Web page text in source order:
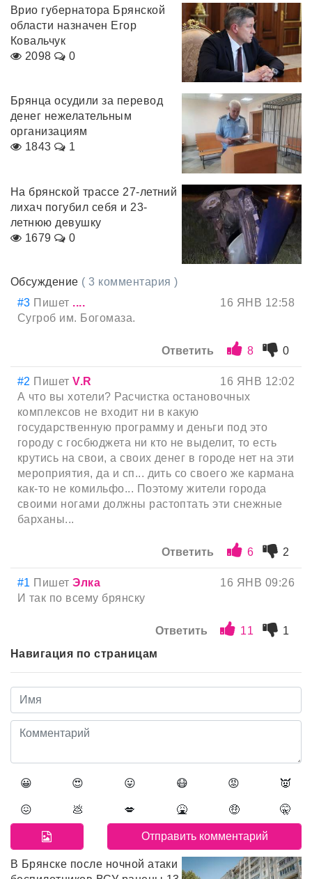
Врио губернатора Брянской
области назначен Егор
Ковальчук
2098
0
Брянца осудили за перевод
денег нежелательным
организациям
1843
1
На брянской трассе 27-летний
лихач погубил себя и 23-
летнюю девушку
1679
0
Обсуждение ( 3 комментария )
#3 Пишет ....
16 ЯНВ 12:58
Сугроб им. Богомаза.
Ответить 8 0
#2 ПишетV.R
16 ЯНВ 12:02
А что вы хотели? Расчистка остановочных
комплексов не входит ни в какую
государственную программу и деньги под это
городу с госбюджета ни кто не выделит, то есть
крутись на свои, а своих денег в городе нет на эти
мероприятия, да и сп... дить со своего же кармана
как-то не комильфо... Поэтому жители города
своими ногами должны растоптать эти снежные
барханы...
Ответить 6 2
#1 ПишетЭлка
16 ЯНВ 09:26
И так по всему брянску
Ответить 11
1
Навигация по страницам
😀 😍 😛 😷 😡 👿
😖 💩 💋 🤮 🤑 🤫
В Брянске после ночной атаки